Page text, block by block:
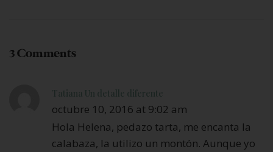
3 Comments
Tatiana Un detalle diferente
octubre 10, 2016 at 9:02 am
Hola Helena, pedazo tarta, me encanta la
calabaza, la utilizo un montón. Aunque yo